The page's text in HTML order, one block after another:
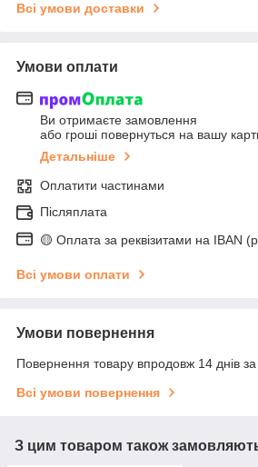
Всі умови доставки
Умови оплати
Ви отримаєте замовлення
або гроші повернуться на вашу
Детальніше
Оплатити частинами
Післяплата
🟡 Оплата за реквізитами на IBAN
Всі умови оплати
Умови повернення
Повернення товару впродовж 14 днів
Всі умови повернення
З цим товаром також